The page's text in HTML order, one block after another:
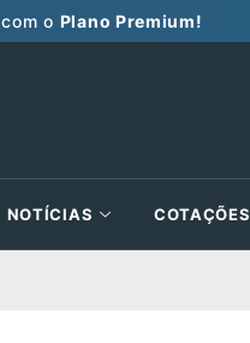
com o Plano Premium!
NOTÍCIAS COTAÇÕES